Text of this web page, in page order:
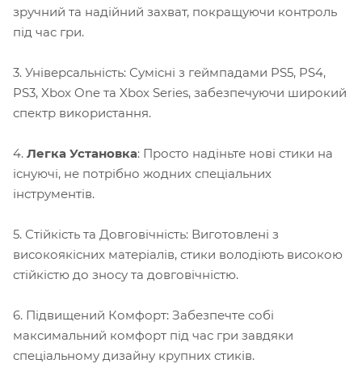
зручний та надійний захват, покращуючи контроль
під час гри.
3. Універсальність: Сумісні з геймпадами PS5, PS4,
PS3, Xbox One та Xbox Series, забезпечуючи широкий
спектр використання.
4. Легка Установка: Просто надіньте нові стики на
існуючі, не потрібно жодних спеціальних
інструментів.
5. Стійкість та Довговічність: Виготовлені з
високоякісних матеріалів, стики володіють високою
стійкістю до зносу та довговічністю.
6. Підвищений Комфорт: Забезпечте собі
максимальний комфорт під час гри завдяки
спеціальному дизайну крупних стиків.